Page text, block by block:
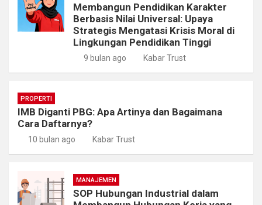
Membangun Pendidikan Karakter
Berbasis Nilai Universal: Upaya
Strategis Mengatasi Krisis Moral di
Lingkungan Pendidikan Tinggi
9 bulan ago Kabar Trust
PROPERTI
IMB Diganti PBG: Apa Artinya dan Bagaimana
Cara Daftarnya?
10 bulan ago Kabar Trust
MANAJEMEN
SOP Hubungan Industrial dalam